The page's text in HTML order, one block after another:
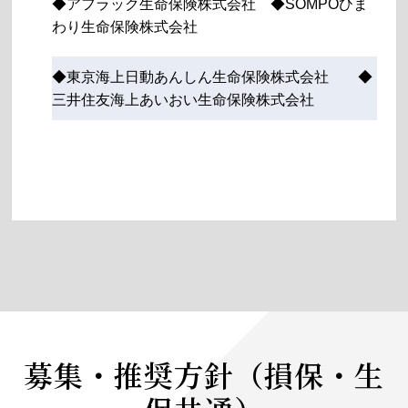
◆アフラック生命保険株式会社 ◆SOMPOひま
わり生命保険株式会社
◆東京海上日動あんしん生命保険株式会社 ◆
三井住友海上あいおい生命保険株式会社
募集・推奨方針（損保・生